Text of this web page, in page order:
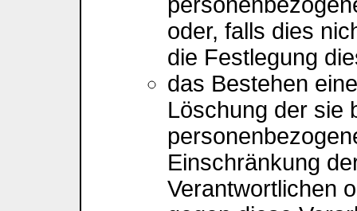
oder, falls dies
die Festlegung
das Bestehen
Löschung der sie
Einschränkung
Verantwortlichen